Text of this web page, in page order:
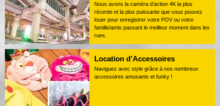
Nous avons la caméra d’action 4K la plus
récente et la plus puissante que vous pouvez
louer pour enregistrer votre POV ou votre
famille/amis passant le meilleur moment dans les
rues.
Location d’Accessoires
Naviguez avec style grâce à nos nombreux
accessoires amusants et funky !